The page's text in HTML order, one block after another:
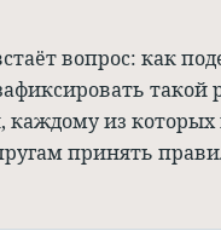
вопрос: как
такой
каждому из
принять